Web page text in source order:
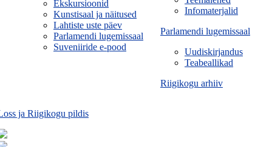
Infomaterjalid
Parlamendi lugemissaal
Uudiskirjandus
Teabeallikad
Riigikogu arhiiv
Ekskursioonid
Kunstisaal ja näitused
Lahtiste uste päev
Parlamendi lugemissaal
Suveniiride e-pood
ja Riigikogu pildis